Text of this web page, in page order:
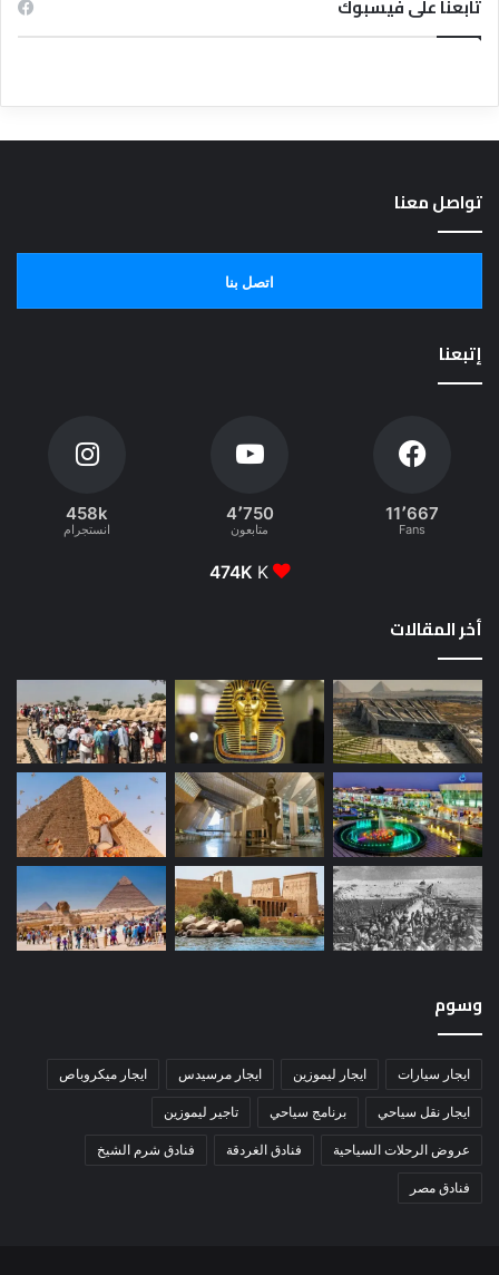
تابعنا على فيسبوك
تواصل معنا
اتصل بنا
إتبعنا
11٬667
Fans
4٬750
متابعون
458k
انستجرام
474K K
أخر المقالات
وسوم
ايجار سيارات ايجار ليموزين ايجار مرسيدس ايجار ميكروباص
ايجار نقل سياحي برنامج سياحي تاجير ليموزين
عروض الرحلات السياحية فنادق الغردقة فنادق شرم الشيخ
فنادق مصر